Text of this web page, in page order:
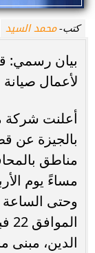
كتب-محمد السيد
بيان رسمي:
لأعمال صيانة
أعلنت شركة
بالجيزة عن
مناطق
وحتى
الدين، مبنى